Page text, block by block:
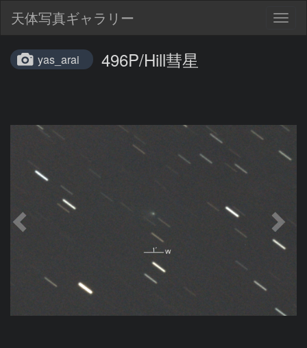
天体写真ギャラリー
yas_arai 496P/Hill彗星